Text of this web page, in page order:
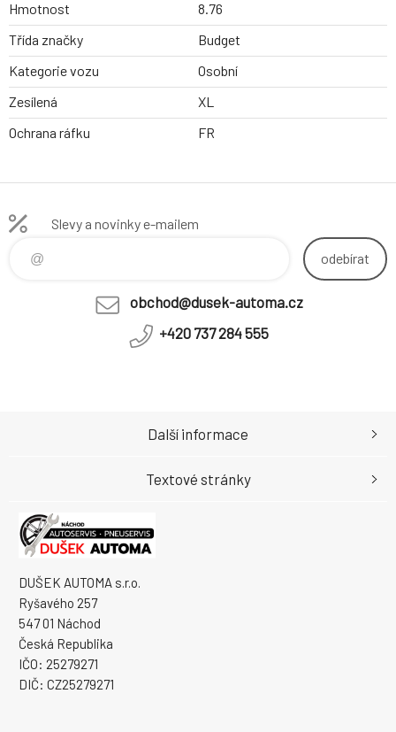
Hmotnost
8.76
Třída značky
Budget
Kategorie vozu
Osobní
Zesílená
XL
Ochrana ráfku
FR
Slevy a novinky e-mailem
odebírat
obchod@dusek-automa.cz
+420 737 284 555
DUŠEK AUTOMA s.r.o.
Ryšavého 257
547 01 Náchod
Česká Republika
IČO: 25279271
DIČ: CZ25279271
Další informace
Textové stránky